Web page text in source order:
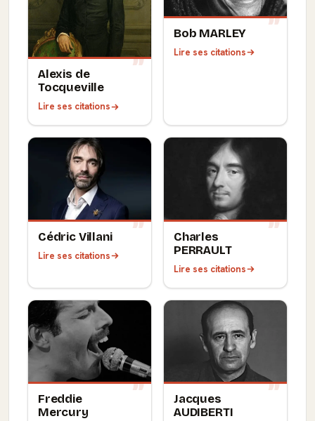
Alexis de
Tocqueville
Lire ses citations
Bob MARLEY
Lire ses citations
Cédric Villani
Lire ses citations
Charles
PERRAULT
Lire ses citations
Freddie
Mercury
Jacques
AUDIBERTI